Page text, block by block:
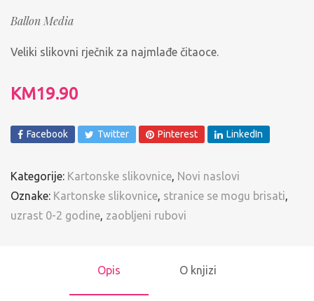
Ballon Media
Veliki slikovni rječnik za najmlađe čitaoce.
KM19.90
Facebook Twitter Pinterest LinkedIn
Kategorije: Kartonske slikovnice, Novi naslovi
Oznake: Kartonske slikovnice, stranice se mogu brisati,
uzrast 0-2 godine, zaobljeni rubovi
Opis O knjizi